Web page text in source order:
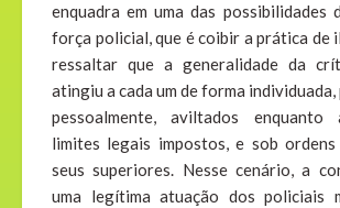
enquadra em uma das possibilidades
força policial, que é coibir a prática de
ressaltar que a generalidade da
atingiu a cada um de forma
pessoalmente, aviltados enquanto
limites legais impostos, e sob ordens
seus superiores. Nesse cenário, a
uma legítima atuação dos policiais